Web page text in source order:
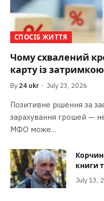
СПОСІБ ЖИТТЯ
Чому схвалений
карту із затримкою
By 24 ukr July 23, 2026
Позитивне рішення за
зарахування грошей —
МФО може…
книги
July 13,